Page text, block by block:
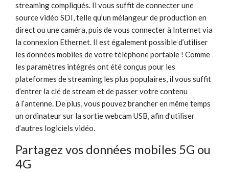
streaming compliqués. Il vous suffit de connecter une
source vidéo SDI, telle qu’un mélangeur de production en
direct ou une caméra, puis de vous connecter à Internet via
la connexion Ethernet. Il est également possible d’utiliser
les données mobiles de votre téléphone portable ! Comme
les paramètres intégrés ont été conçus pour les
plateformes de streaming les plus populaires, il vous suffit
d’entrer la clé de stream et de passer votre contenu
à l’antenne. De plus, vous pouvez brancher en même temps
un ordinateur sur la sortie webcam USB, afin d’utiliser
d’autres logiciels vidéo.
Partagez vos données mobiles 5G ou
4G